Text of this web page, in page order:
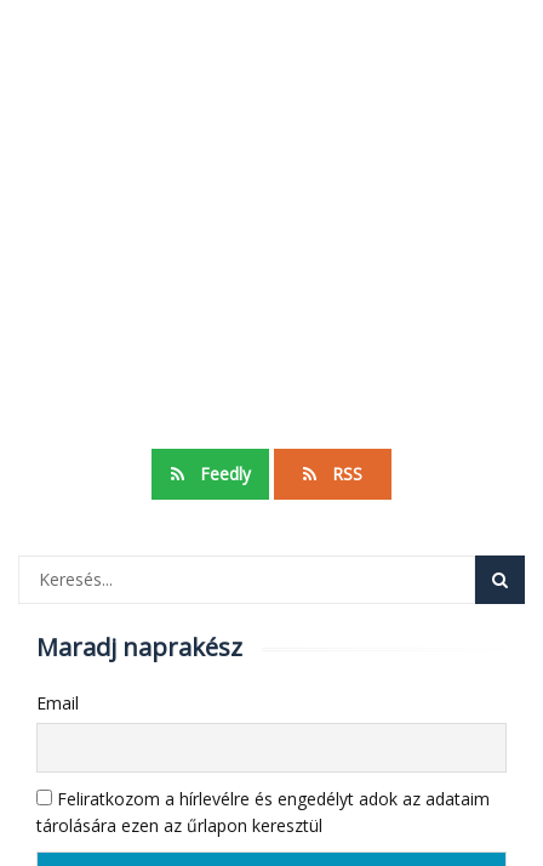
Feedly RSS
Maradj naprakész
Email
Feliratkozom a hírlevélre és engedélyt adok az adataim
tárolására ezen az űrlapon keresztül